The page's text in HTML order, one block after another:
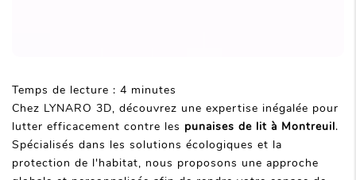
Temps de lecture : 4 minutes
Chez LYNARO 3D, découvrez une expertise inégalée pour
lutter efficacement contre les punaises de lit à Montreuil.
Spécialisés dans les solutions écologiques et la
protection de l'habitat, nous proposons une approche